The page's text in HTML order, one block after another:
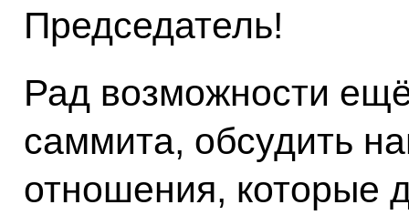
Председатель!
Рад возможности
саммита, обсудить
отношения, которые